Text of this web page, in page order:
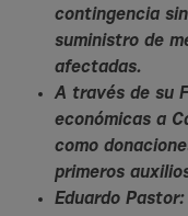
contingencia
suministro de
afectadas.
A través de su
económicas a
como
primeros
Eduardo